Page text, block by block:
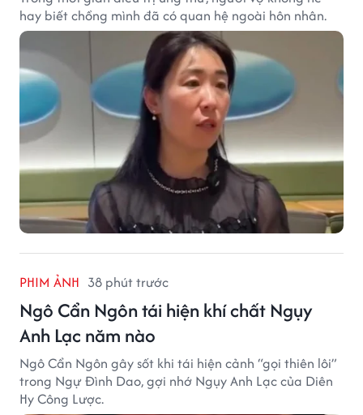
hay biết chồng mình đã có quan hệ ngoài hôn nhân.
PHIM ẢNH 38 phút trước
Ngô Cẩn Ngôn tái hiện khí chất Ngụy
Anh Lạc năm nào
Ngô Cẩn Ngôn gây sốt khi tái hiện cảnh “gọi thiên lôi”
trong Ngự Đình Dao, gợi nhớ Ngụy Anh Lạc của Diên
Hy Công Lược.